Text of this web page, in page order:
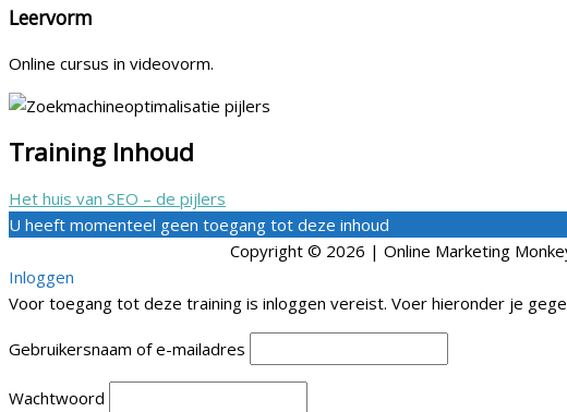
Leervorm
Online cursus in videovorm.
Training Inhoud
Het huis van SEO – de pijlers
U heeft momenteel geen toegang tot deze inhoud
Copyright © 2026 | Online Marketing
Inloggen
Voor toegang tot deze training is inloggen vereist. Voer hieronder je
Gebruikersnaam of e-mailadres
Wachtwoord